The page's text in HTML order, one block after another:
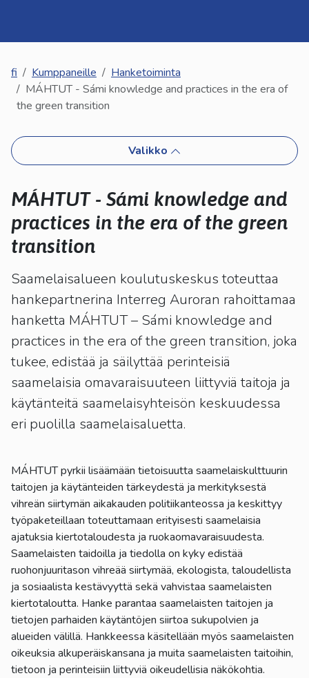
fi Kumppaneille
Hanketoiminta
MÁHTUT - Sámi knowledge and practices in the era of
the green transition
Valikko
MÁHTUT - Sámi knowledge and
practices in the era of the green
transition
Saamelaisalueen koulutuskeskus toteuttaa
hankepartnerina Interreg Auroran rahoittamaa
hanketta MÁHTUT – Sámi knowledge and
practices in the era of the green transition, joka
tukee, edistää ja säilyttää perinteisiä
saamelaisia omavaraisuuteen liittyviä taitoja ja
käytänteitä saamelaisyhteisön keskuudessa
eri puolilla saamelaisaluetta.
MÁHTUT pyrkii lisäämään tietoisuutta saamelaiskulttuurin
taitojen ja käytänteiden tärkeydestä ja merkityksestä
vihreän siirtymän aikakauden politiikanteossa ja keskittyy
työpaketeillaan toteuttamaan erityisesti saamelaisia
ajatuksia kiertotaloudesta ja ruokaomavaraisuudesta.
Saamelaisten taidoilla ja tiedolla on kyky edistää
ruohonjuuritason vihreää siirtymää, ekologista, taloudellista
ja sosiaalista kestävyyttä sekä vahvistaa saamelaisten
kiertotaloutta. Hanke parantaa saamelaisten taitojen ja
tietojen parhaiden käytäntöjen siirtoa sukupolvien ja
alueiden välillä. Hankkeessa käsitellään myös saamelaisten
oikeuksia alkuperäiskansana ja muita saamelaisten taitoihin,
tietoon ja perinteisiin liittyviä oikeudellisia näkökohtia.